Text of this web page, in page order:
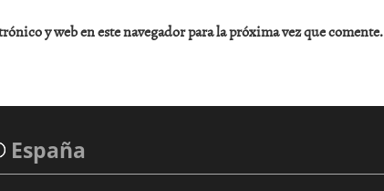
y web en este navegador para la próxima vez que comente.
España